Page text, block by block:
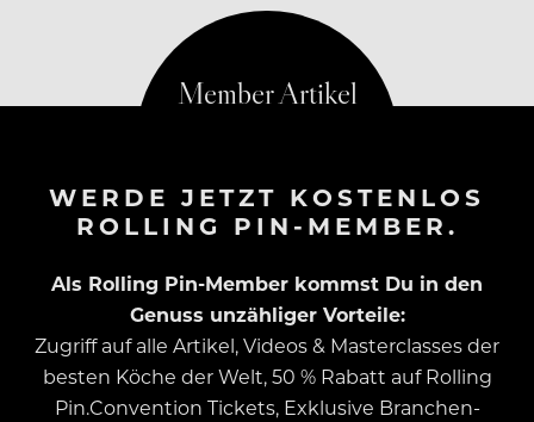
Versierte Köche wissen, dass Hirn…
WERDE JETZT KOSTENLOS
ROLLING PIN-MEMBER.
Als Rolling Pin-Member kommst Du in den
Genuss unzähliger Vorteile:
Zugriff auf alle Artikel, Videos & Masterclasses der
besten Köche der Welt, 50 % Rabatt auf Rolling
Pin.Convention Tickets, Exklusive Branchen-